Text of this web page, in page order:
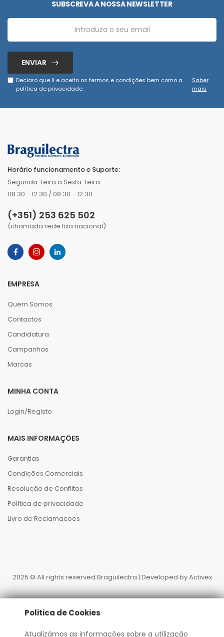
SUBSCREVA A NOSSA NEWSLETTER
ENVIAR
Declaro que li e aceito os termos e condições bem como a
política de privacidade.
Saber
mais
Horário funcionamento e Suporte:
Segunda-feira a Sexta-feira:
08:30 - 12:30 / 08:30 - 12:30
(+351) 253 625 502
(chamada rede fixa nacional)
EMPRESA
Quem Somos
Contactos
Candidatura
Campanhas
Marcas
MINHA CONTA
Login/Registo
MAIS INFORMAÇÕES
Garantias
Condições Comerciais
Resolução de Conflitos
Política de privacidade
Livro de Reclamacoes
2025 © All rights reserved Braguilectra | Developed byActivex
Politica de Cookies
Atualizámos as informações sobre a utilização